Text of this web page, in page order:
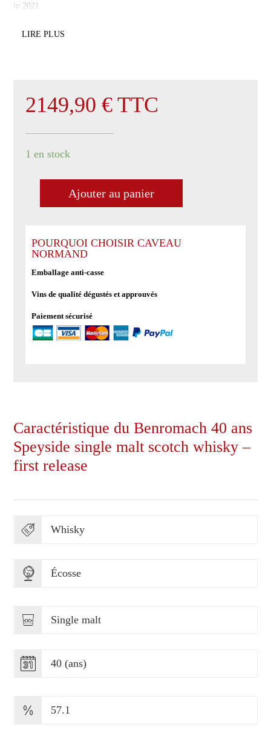
in 2021.
LIRE PLUS
2149,90€ TTC
1 en stock
40
ans
Speyside
malt
whisky
Ajouter au panier
POURQUOI CHOISIR CAVEAU
NORMAND
Emballage anti-casse
Vins de qualité dégustés et approuvés
Paiement sécurisé
Caractéristique du Benromach 40 ans
Speyside single malt scotch whisky –
first release
Whisky
Écosse
Single malt
40 (ans)
57.1